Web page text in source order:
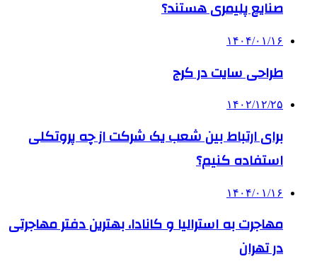
صنایع پلیمری هستند؟
۱۴۰۴/۰۱/۱۶
طراحی سایت در کرج
۱۴۰۲/۱۲/۲۵
برای ارتباط بین شعب یک شرکت از چه پروتکلی
استفاده کنیم؟
۱۴۰۴/۰۱/۱۶
مهاجرت به استرالیا و کانادا، بهترین دفتر مهاجرتی
در تهران